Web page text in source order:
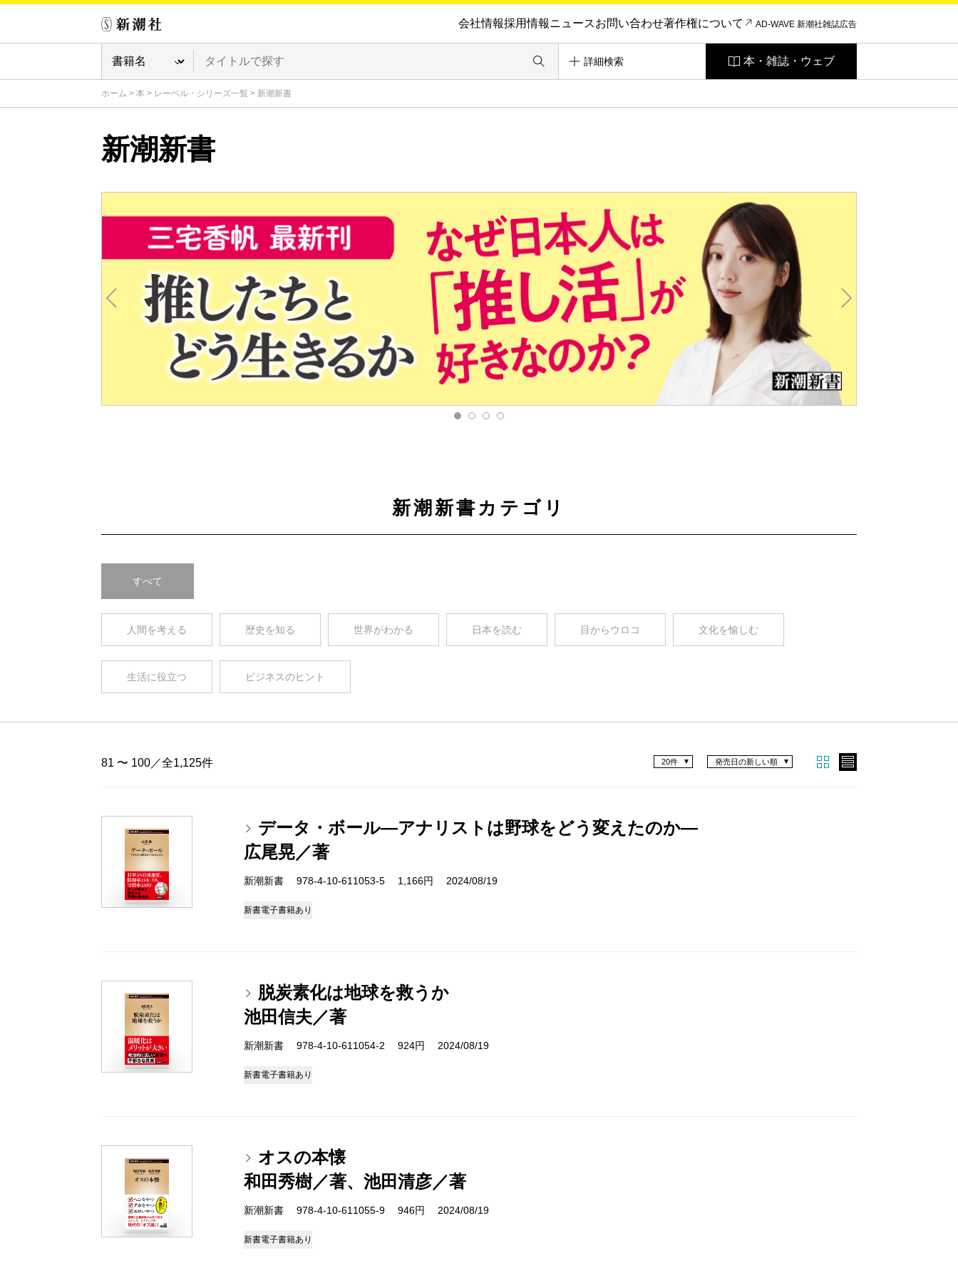
会社情報採用情報ニュースお問い合わせ著作権について AD-WAVE 新潮社雑誌広告
詳細検索 本・雑誌・ウェブ
ホーム > 本 > レーベル・シリーズ一覧 > 新潮新書
新潮新書
新潮新書カテゴリ
すべて
人間を考える 歴史を知る 世界がわかる 日本を読む 目からウロコ 文化を愉しむ
生活に役立つ ビジネスのヒント
81 〜 100／全1,125件 発売日の新しい順
20件
データ・ボール―アナリストは野球をどう変えたのか―
広尾晃／著
新潮新書 978-4-10-611053-5 1,166円 2024/08/19
新書電子書籍あり
脱炭素化は地球を救うか
池田信夫／著
新潮新書 978-4-10-611054-2 924円 2024/08/19
新書電子書籍あり
オスの本懐
和田秀樹／著、池田清彦／著
新潮新書 978-4-10-611055-9 946円 2024/08/19
新書電子書籍あり